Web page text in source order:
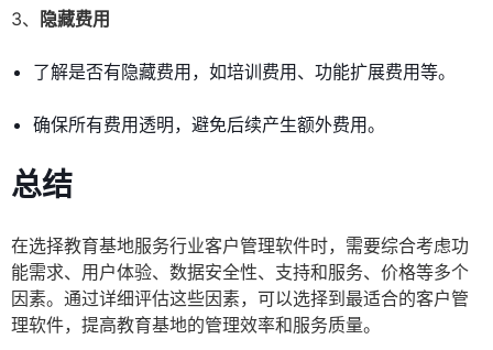
3、 隐藏费用
了解是否有隐藏费用，如培训费用、功能扩展费用等。
确保所有费用透明，避免后续产生额外费用。
总结
在选择教育基地服务行业客户管理软件时，需要综合考虑功
能需求、用户体验、数据安全性、支持和服务、价格等多个
因素。通过详细评估这些因素，可以选择到最适合的客户管
理软件，提高教育基地的管理效率和服务质量。